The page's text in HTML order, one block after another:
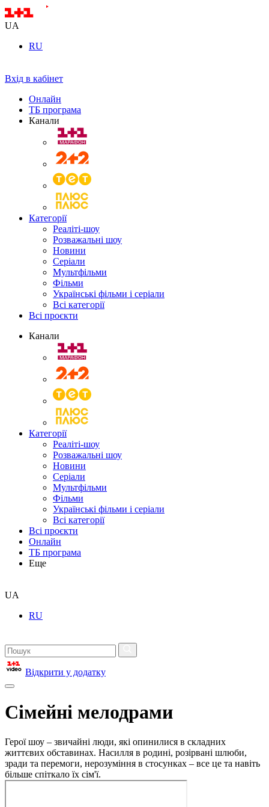
UA
RU
Вхід в кабінет
Онлайн
ТБ програма
Канали
Категорії
Реаліті-шоу
Розважальні шоу
Новини
Серіали
Мультфільми
Фільми
Українські фільми і серіали
Всі категорії
Всі проєкти
Канали
Категорії
Реаліті-шоу
Розважальні шоу
Новини
Серіали
Мультфільми
Фільми
Українські фільми і серіали
Всі категорії
Всі проєкти
Онлайн
ТБ програма
Еще
UA
RU
Відкрити у додатку
Сімейні мелодрами
Герої шоу – звичайні люди, які опинилися в складних
життєвих обставинах. Насилля в родині, розірвані шлюби,
зради та перемоги, нерозуміння в стосунках – все це та навіть
більше спіткало їх сім'ї.